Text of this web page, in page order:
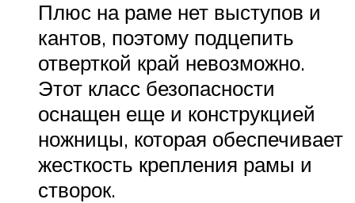
Плюс на раме нет выступов и
кантов, поэтому подцепить
отверткой край невозможно.
Этот класс безопасности
оснащен еще и конструкцией
ножницы, которая обеспечивает
жесткость крепления рамы и
створок.